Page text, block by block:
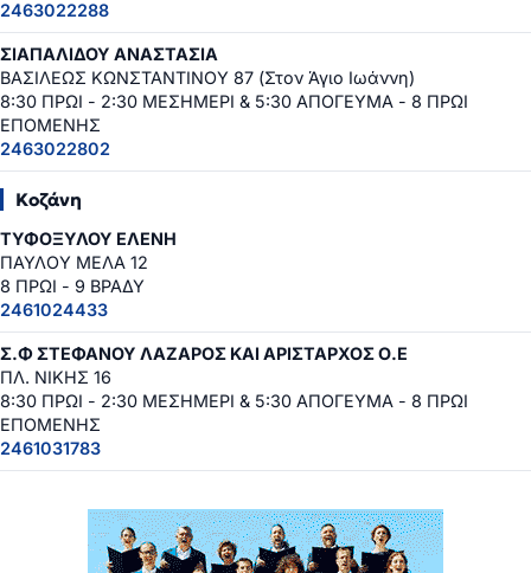
2463022288
ΣΙΑΠΑΛΙΔΟΥ ΑΝΑΣΤΑΣΙΑ
ΒΑΣΙΛΕΩΣ ΚΩΝΣΤΑΝΤΙΝΟΥ 87 (Στον Άγιο Ιωάννη)
8:30 ΠΡΩΙ - 2:30 ΜΕΣΗΜΕΡΙ & 5:30 ΑΠΟΓΕΥΜΑ - 8 ΠΡΩΙ
ΕΠΟΜΕΝΗΣ
2463022802
Κοζάνη
ΤΥΦΟΞΥΛΟΥ ΕΛΕΝΗ
ΠΑΥΛΟΥ ΜΕΛΑ 12
8 ΠΡΩΙ - 9 ΒΡΑΔΥ
2461024433
Σ.Φ ΣΤΕΦΑΝΟΥ ΛΑΖΑΡΟΣ ΚΑΙ ΑΡΙΣΤΑΡΧΟΣ Ο.Ε
ΠΛ. ΝΙΚΗΣ 16
8:30 ΠΡΩΙ - 2:30 ΜΕΣΗΜΕΡΙ & 5:30 ΑΠΟΓΕΥΜΑ - 8 ΠΡΩΙ
ΕΠΟΜΕΝΗΣ
2461031783